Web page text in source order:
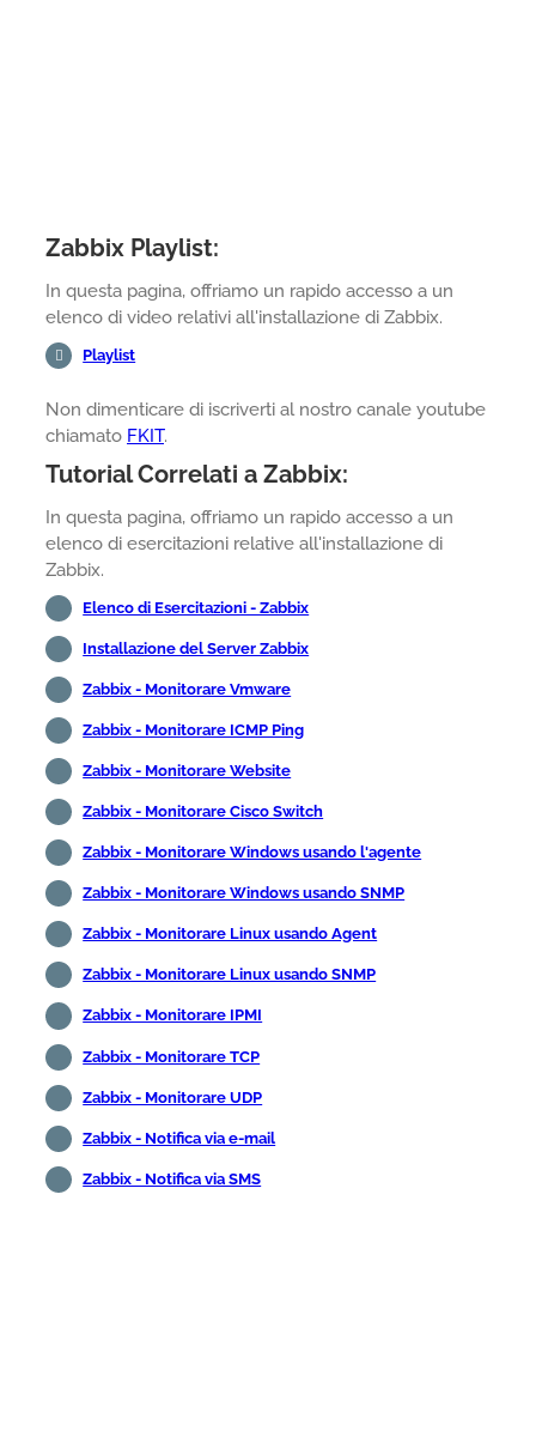
Zabbix Playlist:
In questa pagina, offriamo un rapido accesso a un
elenco di video relativi all'installazione di Zabbix.
Playlist
Non dimenticare di iscriverti al nostro canale youtube
chiamato FKIT.
Tutorial Correlati a Zabbix:
In questa pagina, offriamo un rapido accesso a un
elenco di esercitazioni relative all'installazione di
Zabbix.
Elenco di Esercitazioni - Zabbix
Installazione del Server Zabbix
Zabbix - Monitorare Vmware
Zabbix - Monitorare ICMP Ping
Zabbix - Monitorare Website
Zabbix - Monitorare Cisco Switch
Zabbix - Monitorare Windows usando l'agente
Zabbix - Monitorare Windows usando SNMP
Zabbix - Monitorare Linux usando Agent
Zabbix - Monitorare Linux usando SNMP
Zabbix - Monitorare IPMI
Zabbix - Monitorare TCP
Zabbix - Monitorare UDP
Zabbix - Notifica via e-mail
Zabbix - Notifica via SMS